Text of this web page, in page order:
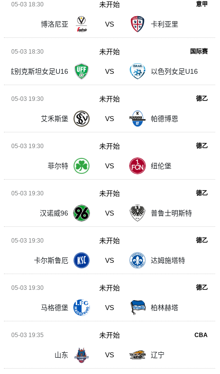
05-03 18:30 意甲
博洛尼亚 VS 卡利亚里
未开始
05-03 18:30 国际赛
乌兹别克斯坦女足U16 VS 以色列女足U16
未开始
05-03 19:30 德乙
艾禾斯堡 VS 帕德博恩
未开始
05-03 19:30 德乙
菲尔特 VS 纽伦堡
未开始
05-03 19:30 德乙
汉诺威96 VS 普鲁士明斯特
未开始
05-03 19:30 德乙
卡尔斯鲁厄 VS 达姆施塔特
未开始
05-03 19:30 德乙
马格德堡 VS 柏林赫塔
未开始
05-03 19:35 CBA
山东 VS 辽宁
未开始